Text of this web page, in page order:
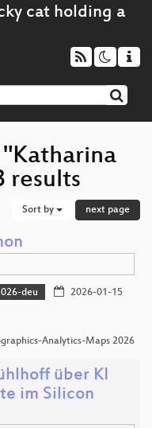
results
Sort by next page
deu
2026-01-15
Analytics-Maps 2026
über KI
im Silicon